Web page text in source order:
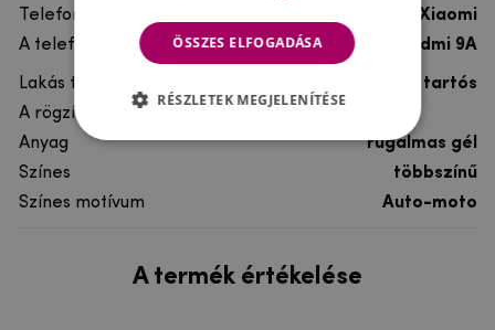
Telefon márka
Xiaomi
A telefonmodellhez
Xiaomi Redmi 9A
Lakás típusa
Gél, Ultra tartós
A rögzítés típusa
Anyag
rugalmas gél
Színes
többszínű
Színes motívum
Auto-moto
A termék értékelése
ÖSSZES ELFOGADÁSA
RÉSZLETEK MEGJELENÍTÉSE